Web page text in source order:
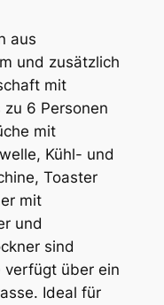
aus
und zusätzlich
mit
6 Personen
mit
Kühl- und
Toaster
mit
und
sind
verfügt über ein
Ideal für